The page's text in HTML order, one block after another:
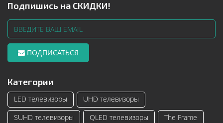
Подпишись на СКИДКИ!
ПОДПИСАТЬСЯ
Категории
LED телевизоры
UHD телевизоры
SUHD телевизоры
QLED телевизоры
The Frame